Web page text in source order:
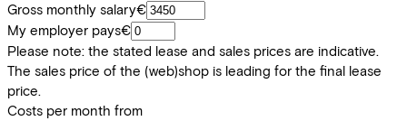
Gross monthly salary€
My employer pays€
Please note: the stated lease and sales prices are indicative.
The sales price of the (web)shop is leading for the final lease
price.
Costs per month from